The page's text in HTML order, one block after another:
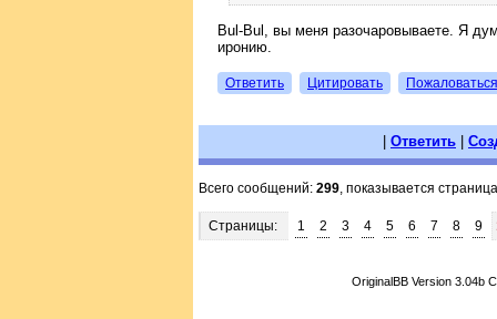
Bul-Bul, вы меня разочаровываете. Я
иронию.
Ответить Цитировать Пожаловаться
Ответить
Всего сообщений: 299, показывается
Страницы: 1 2 3 4 5 6 7 8 9
OriginalBB Version 3.04b